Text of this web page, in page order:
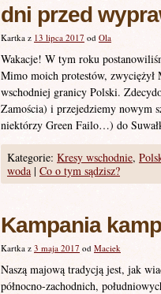
dni przed
Kartka z 13 lipca 2017 od Ola
Wakacje! W tym roku
Mimo moich protestów, zwyciężył
wschodniej granicy Polski.
Zamościa) i przejedziemy nowym
niektórzy Green Failo…) do
Kategorie: Kresy wschodnie,
woda | Co o tym sądzisz?
Kampania
Kartka z 3 maja 2017 od Maciek
Naszą majową tradycją jest, jak
północno-zachodnich,